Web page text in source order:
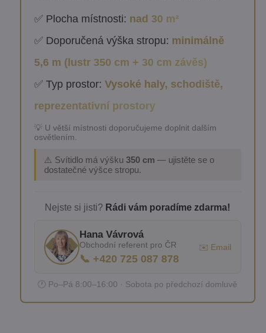
✅ Plocha místnosti: nad 30 m²
✅ Doporučená výška stropu: minimálně
5,6 m (lustr 350 cm + 30 cm závěs)
✅ Typ prostor: Vysoké haly, schodiště,
reprezentativní prostory
💡 U větší místnosti doporučujeme doplnit dalším
osvětlením.
⚠️ Svítidlo má výšku 350 cm— ujistěte se o
dostatečné výšce stropu.
Nejste si jisti? Rádi vám poradíme zdarma!
Hana Vávrová
Obchodní referent pro ČR
📞 +420 725 087 878
✉️ Email
🕐 Po–Pá 8:00–16:00 · Sobota po předchozí domluvě